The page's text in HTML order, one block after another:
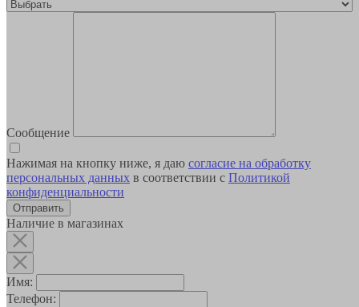
Сообщение
Нажимая на кнопку ниже, я даю согласие на обработку
персональных данных в соответствии с Политикой
конфиденциальности
Наличие в магазинах
Имя:
Телефон: